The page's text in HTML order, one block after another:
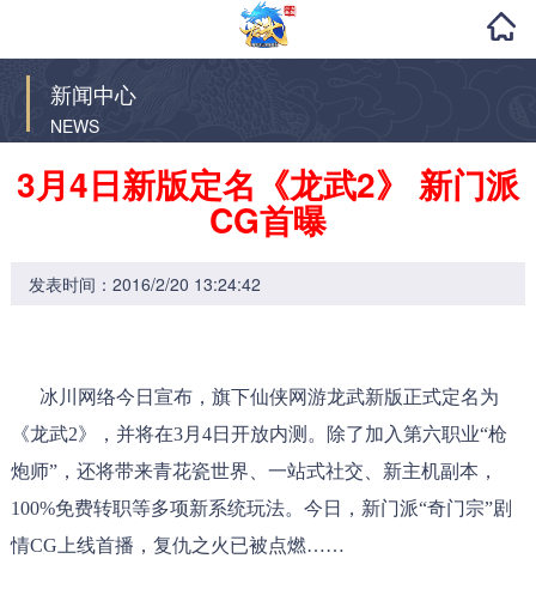
新闻中心
NEWS
3月4日新版定名《龙武2》 新门派
CG首曝
发表时间：2016/2/20 13:24:42
冰川网络今日宣布，旗下仙侠网游龙武新版正式定名为
《龙武2》，并将在3月4日开放内测。除了加入第六职业“枪
炮师”，还将带来青花瓷世界、一站式社交、新主机副本，
100%免费转职等多项新系统玩法。今日，新门派“奇门宗”剧
情CG上线首播，复仇之火已被点燃……